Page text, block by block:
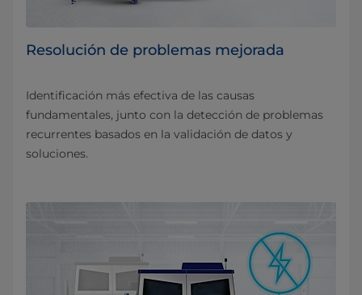
Resolución de problemas mejorada
Identificación más efectiva de las causas
fundamentales, junto con la detección de problemas
recurrentes basados en la validación de datos y
soluciones.